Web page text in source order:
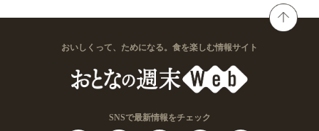
おいしくって、ためになる。食を楽しむ情報サイト
SNSで最新情報をチェック